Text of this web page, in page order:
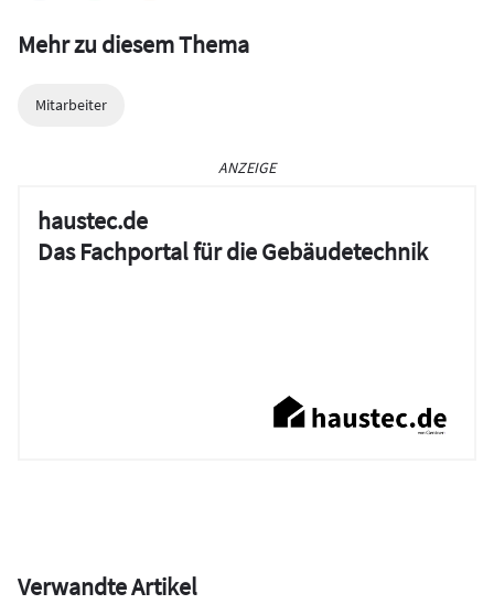
Mehr zu diesem Thema
Mitarbeiter
ANZEIGE
haustec.de
Das Fachportal für die Gebäudetechnik
Verwandte Artikel